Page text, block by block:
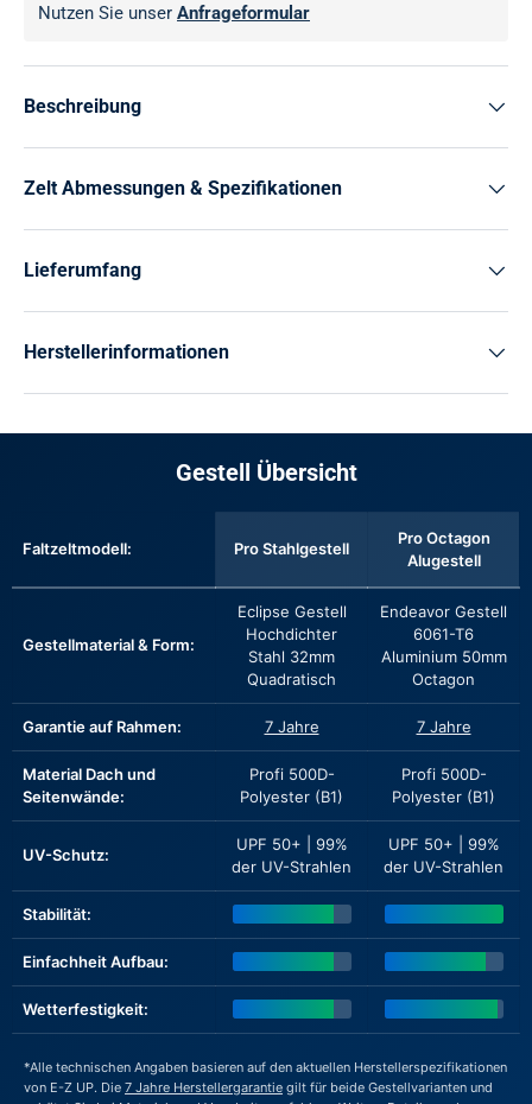
Nutzen Sie unser Anfrageformular
Beschreibung
Zelt Abmessungen & Spezifikationen
Lieferumfang
Herstellerinformationen
Gestell Übersicht
Faltzeltmodell: Pro Stahlgestell
Pro Octagon
Alugestell
Gestellmaterial & Form:
Eclipse Gestell
Hochdichter
Stahl 32mm
Quadratisch
Endeavor Gestell
6061-T6
Aluminium 50mm
Octagon
Garantie auf Rahmen: 7 Jahre 7 Jahre
Material Dach und
Seitenwände:
Profi 500D-
Polyester (B1)
Profi 500D-
Polyester (B1)
UV-Schutz:
UPF 50+ | 99%
der UV-Strahlen
UPF 50+ | 99%
der UV-Strahlen
Stabilität:
Einfachheit Aufbau:
Wetterfestigkeit:
*Alle technischen Angaben basieren auf den aktuellen Herstellerspezifikationen
von E-Z UP. Die 7 Jahre Herstellergarantie gilt für beide Gestellvarianten und